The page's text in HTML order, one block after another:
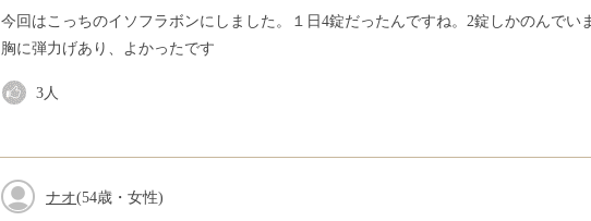
今回はこっちのイソフラボンにしました。１日4錠だったんですね。2錠しかのんでい
胸に弾力げあり、よかったです
3人
ナオ(54歳・女性)